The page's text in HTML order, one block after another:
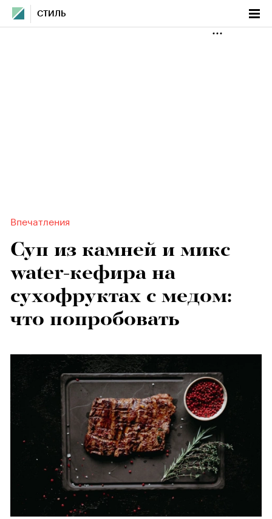
СТИЛЬ
Впечатления
Суп из камней и микс
water-кефира на
сухофруктах с медом:
что попробовать